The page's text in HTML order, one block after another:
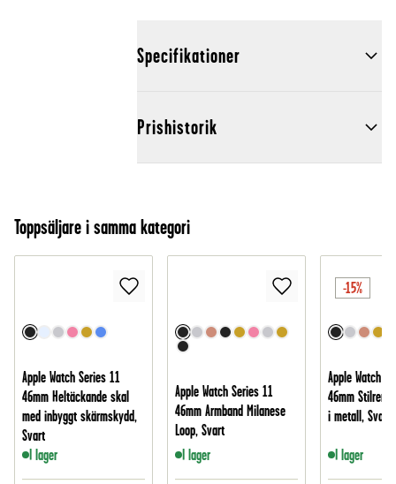
Specifikationer
Prishistorik
Toppsäljare i samma kategori
Apple Watch Series 11
46mm Heltäckande skal
med inbyggt skärmskydd,
Svart
I lager
Apple Watch Series 11
46mm Armband Milanese
Loop, Svart
I lager
-15%
Apple Watch
46mm Stilrent
i metall, Svart
I lager